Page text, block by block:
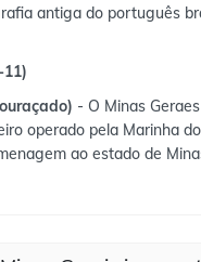
antiga do português
- O Minas
operado pela Marinha
ao estado de